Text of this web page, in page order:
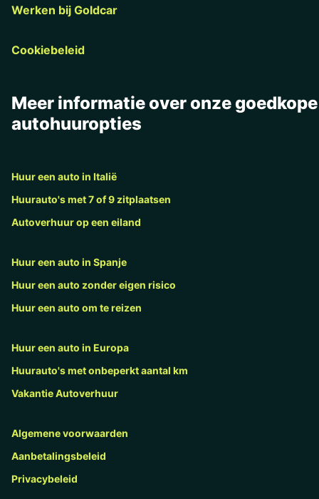
Werken bij Goldcar
Cookiebeleid
Meer informatie over onze goedkope
autohuuropties
Huur een auto in Italië
Huurauto's met 7 of 9 zitplaatsen
Autoverhuur op een eiland
Huur een auto in Spanje
Huur een auto zonder eigen risico
Huur een auto om te reizen
Huur een auto in Europa
Huurauto's met onbeperkt aantal km
Vakantie Autoverhuur
Algemene voorwaarden
Aanbetalingsbeleid
Privacybeleid